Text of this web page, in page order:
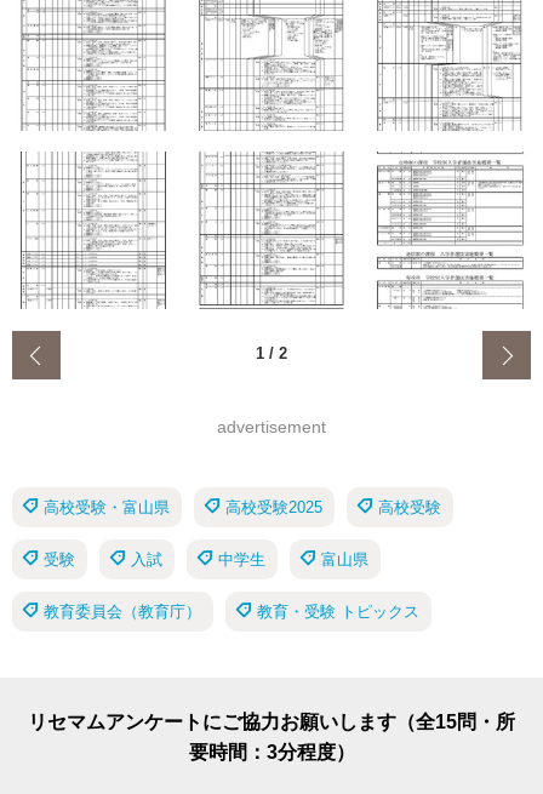
1 / 2
advertisement
高校受験・富山県 高校受験2025 高校受験
受験 入試 中学生 富山県
教育委員会（教育庁） 教育・受験 トピックス
リセマムアンケートにご協力お願いします（全15問・所
要時間：3分程度）